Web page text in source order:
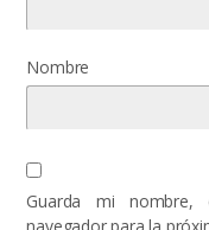
Nombre
Guarda mi